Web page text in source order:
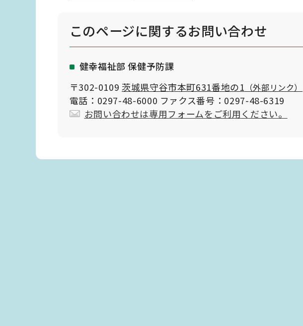
このページに関するお問い合わせ
健幸福祉部 保健予防課
〒302-0109 茨城県守谷市本町631番地の1 （外部リンク）
電話：0297-48-6000 ファクス番号：0297-48-6319
お問い合わせは専用フォームをご利用ください。